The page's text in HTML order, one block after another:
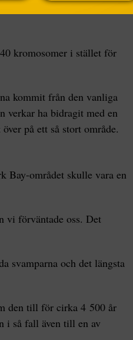
stå emot hot som till
kromosomer i stället för
kommit från den vanliga
verkar ha bidragit med en
på ett så stort område.
Bay-området skulle vara en
vi förväntade oss. Det
svamparna och det längsta
den till för cirka 4 500 år
i så fall även till en av